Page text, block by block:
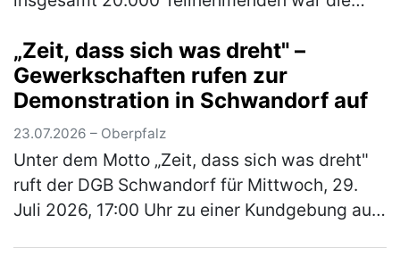
engagierten Team von 244 Läufer*innen so
star…(mehr)
„Zeit, dass sich was dreht" –
Gewerkschaften rufen zur
Demonstration in Schwandorf auf
23.07.2026 – Oberpfalz
Unter dem Motto „Zeit, dass sich was dreht"
ruft der DGB Schwandorf für Mittwoch, 29.
Juli 2026, 17:00 Uhr zu einer Kundgebung auf